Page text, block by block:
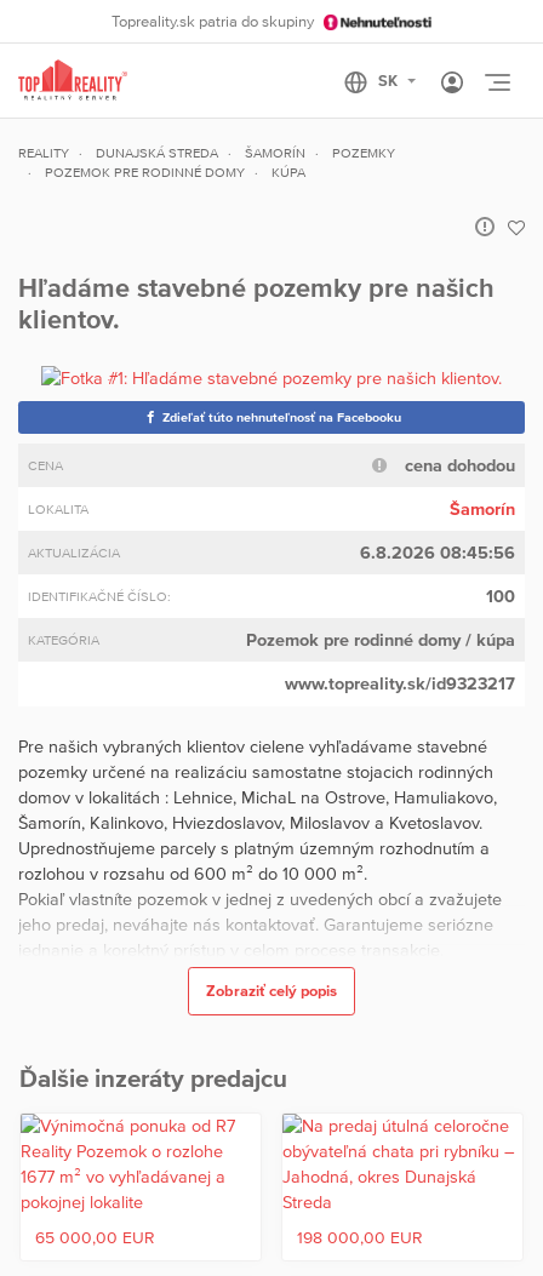
Topreality.sk patria do skupiny
REALITY DUNAJSKÁ STREDA ŠAMORÍN
POZEMKY
POZEMOK PRE RODINNÉ DOMY
KÚPA
Hľadáme stavebné pozemky pre našich
klientov.
Zdieľať túto nehnuteľnosť na Facebooku
CENA cena dohodou
LOKALITA Šamorín
AKTUALIZÁCIA 6.8.2026 08:45:56
IDENTIFIKAČNÉ ČÍSLO: 100
KATEGÓRIA Pozemok pre rodinné domy/ kúpa
www.topreality.sk/id9323217
Pre našich vybraných klientov cielene vyhľadávame stavebné
pozemky určené na realizáciu samostatne stojacich rodinných
domov v lokalitách : Lehnice, MichaL na Ostrove, Hamuliakovo,
Šamorín, Kalinkovo, Hviezdoslavov, Miloslavov a Kvetoslavov.
Uprednostňujeme parcely s platným územným rozhodnutím a
rozlohou v rozsahu od 600 m² do 10 000 m².
Pokiaľ vlastníte pozemok v jednej z uvedených obcí a zvažujete
jeho predaj, neváhajte nás kontaktovať. Garantujeme seriózne
jednanie a korektný prístup v celom procese transakcie.
realitnú kanceláriu R7 reality.
Zobraziť celý popis
Ďalšie inzeráty predajcu
65 000,00 EUR 198 000,00 EUR